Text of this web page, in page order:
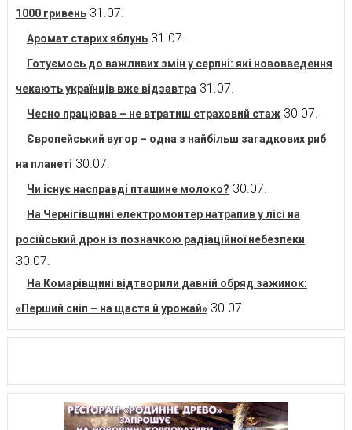
1000 гривень 31.07.
Аромат старих яблунь 31.07.
Готуємось до важливих змін у серпні: які нововведення
чекають українців вже відзавтра 31.07.
Чесно працював – не втратиш страховий стаж 30.07.
Європейський вугор – одна з найбільш загадкових риб
на планеті 30.07.
Чи існує насправді пташине молоко? 30.07.
На Чернігівщині електромонтер натрапив у лісі на
російський дрон із позначкою радіаційної небезпеки
30.07.
На Комарівщині відтворили давній обряд зажинок:
«Перший сніп – на щастя й урожай» 30.07.